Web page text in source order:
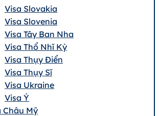
Visa Slovakia
Visa Slovenia
Visa Tây Ban Nha
Visa Thổ Nhĩ Kỳ
Visa Thụy Điển
Visa Thụy Sĩ
Visa Ukraine
Visa Ý
Châu Mỹ